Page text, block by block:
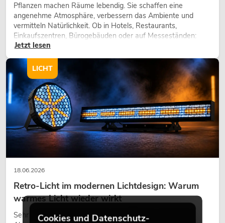
Pflanzen machen Räume lebendig. Sie schaffen eine
angenehme Atmosphäre, verbessern das Ambiente und
vermitteln Natürlichkeit. Ob in Hotels, Restaurants,
Einkaufszentren, Bürogebäuden oder auf Messeständen:
eine hochwertige Begrünung gehört heute längst zum
modernen Raumkonzept.
Jetzt lesen
18.06.2026
Retro-Licht im modernen Lichtdesign: Warum
warmes Licht wieder wirkt
Sehr warmes Licht, sichtbare Leuchtflächen und farbige
LICHT
Cookies und Datenschutz-